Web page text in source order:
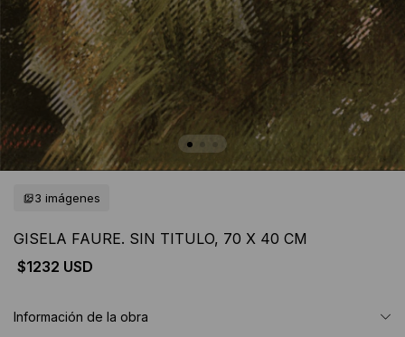
3 imágenes
GISELA FAURE. SIN TITULO, 70 X 40 CM
$1232 USD
Información de la obra